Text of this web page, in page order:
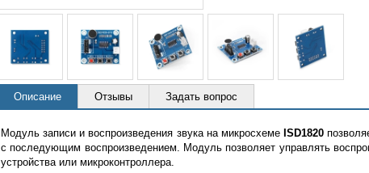
Описание Отзывы Задать вопрос
Модуль записи и воспроизведения звука на микросхемеISD1820
с последующим воспроизведением. Модуль позволяет управлять
устройства или микроконтроллера.